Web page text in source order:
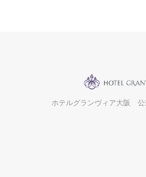
ホテルグランヴィア大阪 公